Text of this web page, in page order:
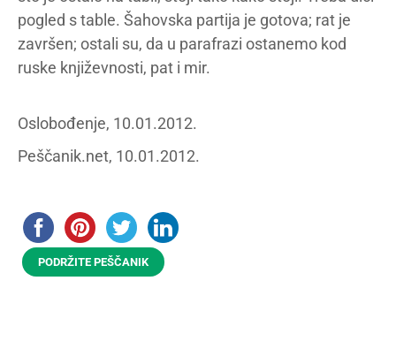
pogled s table. Šahovska partija je gotova; rat je
završen; ostali su, da u parafrazi ostanemo kod
ruske književnosti, pat i mir.
Oslobođenje, 10.01.2012.
Peščanik.net, 10.01.2012.
PODRŽITE PEŠČANIK